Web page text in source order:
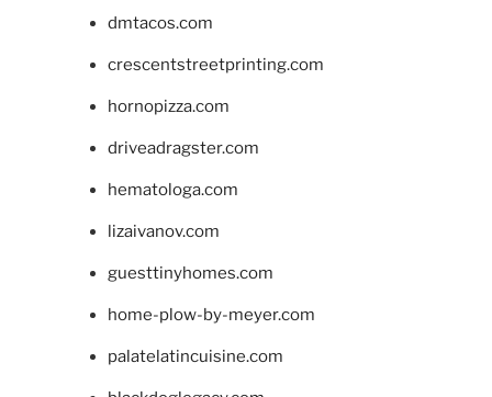
dmtacos.com
crescentstreetprinting.com
hornopizza.com
driveadragster.com
hematologa.com
lizaivanov.com
guesttinyhomes.com
home-plow-by-meyer.com
palatelatincuisine.com